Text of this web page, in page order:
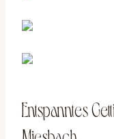
Entspanntes